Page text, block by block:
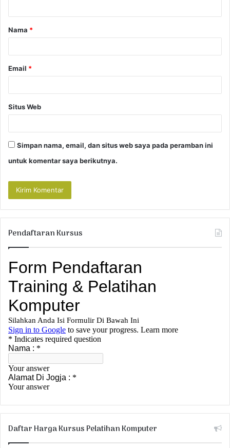
a
r
Nama *
Email *
Situs Web
Simpan nama, email, dan situs web saya pada peramban ini
untuk komentar saya berikutnya.
Pendaftaran Kursus
Daftar Harga Kursus Pelatihan Komputer